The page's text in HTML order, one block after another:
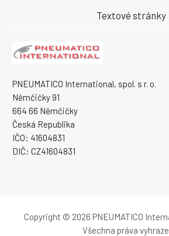
PNEUMATICO International, spol. s r. o.
Němčičky 91
664 66 Němčičky
Česká Republika
IČO: 41604831
DIČ: CZ41604831
Textové stránky
Copyright © 2026 PNEUMATICO
Všechna práva